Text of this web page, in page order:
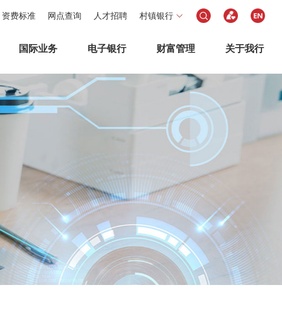
资费标准 网点查询 人才招聘 村镇银行
国际业务 电子银行 财富管理 关于我行